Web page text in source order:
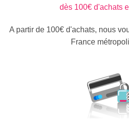
dès 100€ d'achats
A partir de 100€ d'achats, nous
France